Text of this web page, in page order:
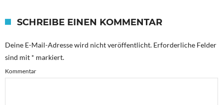
SCHREIBE EINEN KOMMENTAR
Deine E-Mail-Adresse wird nicht veröffentlicht. Erforderliche Felder
sind mit * markiert.
Kommentar